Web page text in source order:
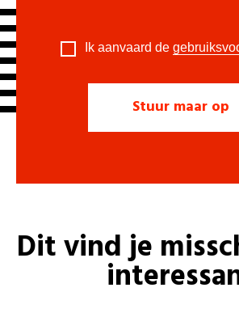
Ik aanvaard de
Dit vind je